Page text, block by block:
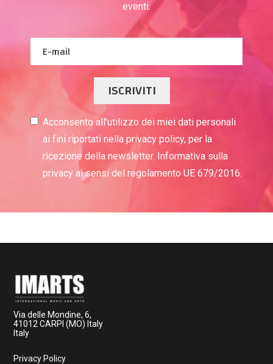
eventi.
ISCRIVITI
Acconsento all’utilizzo dei miei dati personali
ai fini riportati nella privacy policy, per la
ricezione della newsletter. Informativa sulla
privacy ai sensi del regolamento UE 679/2016.
Via delle Mondine, 6,
41012 CARPI (MO) Italy
Italy
Privacy Policy